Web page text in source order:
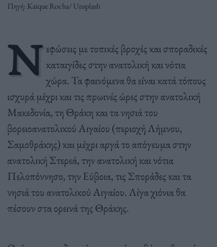
Πηγή: Kaique Rocha/ Unsplash
Ν εφώσεις με τοπικές βροχές και σποραδικές
καταιγίδες στην ανατολική και νότια
χώρα. Τα φαινόμενα θα είναι κατά τόπους
ισχυρά μέχρι και τις πρωινές ώρες στην ανατολική
Μακεδονία, τη Θράκη και τα νησιά του
βορειοανατολικού Αιγαίου (περιοχή Λήμνου,
Σαμοθράκης) και μέχρι αργά το απόγευμα στην
ανατολική Στερεά, την ανατολική και νότια
Πελοπόννησο, την Εύβοια, τις Σποράδες και τα
νησιά του ανατολικού Αιγαίου. Λίγα χιόνια θα
πέσουν στα ορεινά της Θράκης.